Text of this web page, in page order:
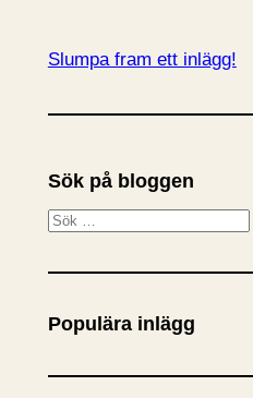
Slumpa fram ett inlägg!
Sök på bloggen
S
k
Populära inlägg